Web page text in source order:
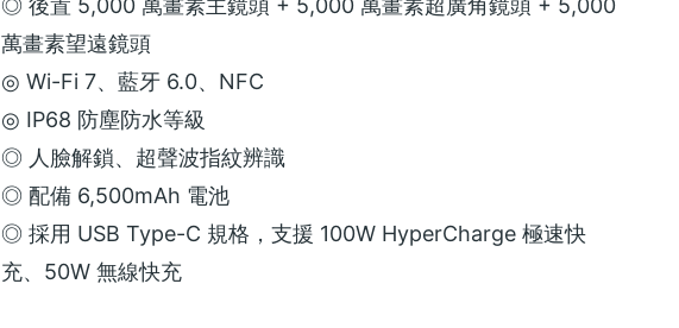
◎ 後置 5,000 萬畫素主鏡頭 + 5,000 萬畫素超廣角鏡頭 + 5,000
萬畫素望遠鏡頭
◎ Wi-Fi 7、藍牙 6.0、NFC
◎ IP68 防塵防水等級
◎ 人臉解鎖、超聲波指紋辨識
◎ 配備 6,500mAh 電池
◎ 採用 USB Type-C 規格，支援 100W HyperCharge 極速快
充、50W 無線快充